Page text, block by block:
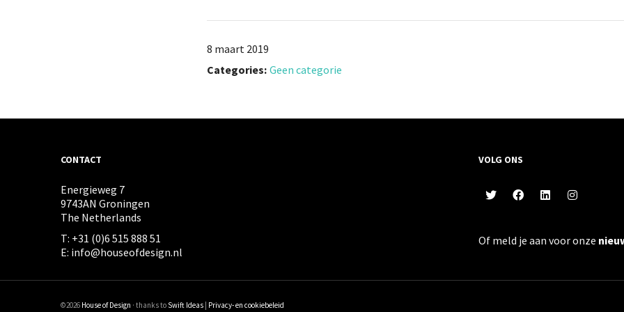
8 maart 2019
Categories: Geen categorie
CONTACT
Energieweg 7
9743AN Groningen
The Netherlands
T: +31 (0)6 515 888 51
E: info@houseofdesign.nl
VOLG ONS
Of meld je aan voor onze
©2026 House of Design · thanks to Swift Ideas Privacy- en cookiebeleid